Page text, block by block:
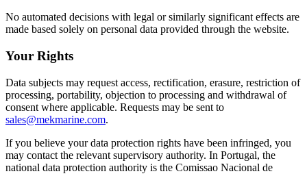
No automated decisions with legal or similarly significant effects are
made based solely on personal data provided through the website.
Your Rights
Data subjects may request access, rectification, erasure, restriction of
processing, portability, objection to processing and withdrawal of
consent where applicable. Requests may be sent to
sales@mekmarine.com.
If you believe your data protection rights have been infringed, you
may contact the relevant supervisory authority. In Portugal, the
national data protection authority is the Comissao Nacional de